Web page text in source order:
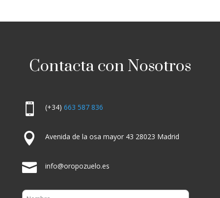
Contacta con Nosotros
 (+34) 663 587 836
 Avenida de la osa mayor 43 28023 Madrid
 info@oropozuelo.es